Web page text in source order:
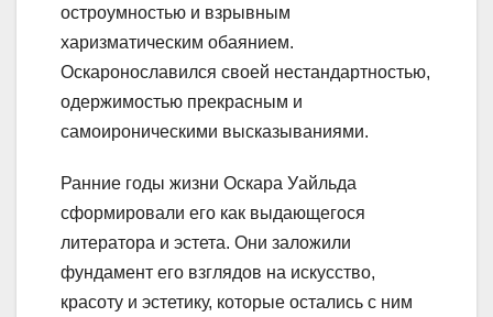
остроумностью и взрывным
харизматическим обаянием.
Оскаронославился своей нестандартностью,
одержимостью прекрасным и
самоироническими высказываниями.
Ранние годы жизни Оскара Уайльда
сформировали его как выдающегося
литератора и эстета. Они заложили
фундамент его взглядов на искусство,
красоту и эстетику, которые остались с ним